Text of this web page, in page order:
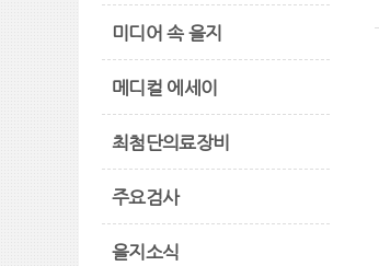
미디어 속 을지
메디컬 에세이
최첨단의료장비
주요검사
을지소식